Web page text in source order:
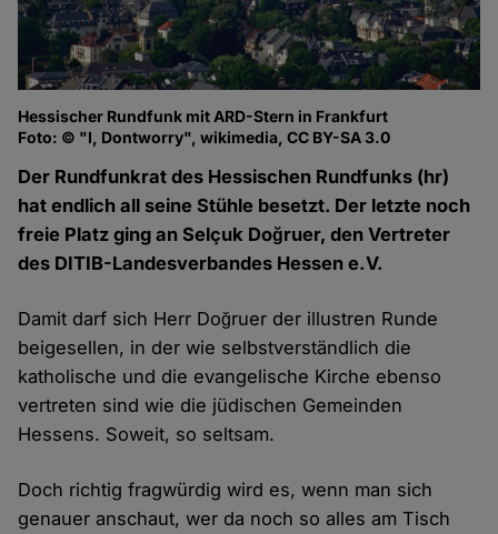
Hessischer Rundfunk mit ARD-Stern in Frankfurt
Foto: © "I, Dontworry", wikimedia, CC BY-SA 3.0
Der Rundfunkrat des Hessischen Rundfunks (hr)
hat endlich all seine Stühle besetzt. Der letzte noch
freie Platz ging an Selçuk Doğruer, den Vertreter
des DITIB-Landesverbandes Hessen e.V.
Damit darf sich Herr Doğruer der illustren Runde
beigesellen, in der wie selbstverständlich die
katholische und die evangelische Kirche ebenso
vertreten sind wie die jüdischen Gemeinden
Hessens. Soweit, so seltsam.
Doch richtig fragwürdig wird es, wenn man sich
genauer anschaut, wer da noch so alles am Tisch